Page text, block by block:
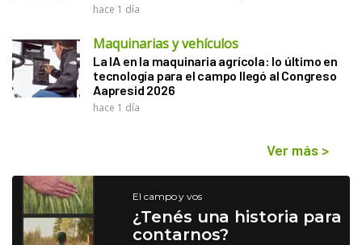
hace 1 día
Maquinarias y vehículos
La IA en la maquinaria agrícola: lo último en
tecnología para el campo llegó al Congreso
Aapresid 2026
hace 1 día
Ver más >
El campo y vos
¿Tenés una historia para
contarnos?